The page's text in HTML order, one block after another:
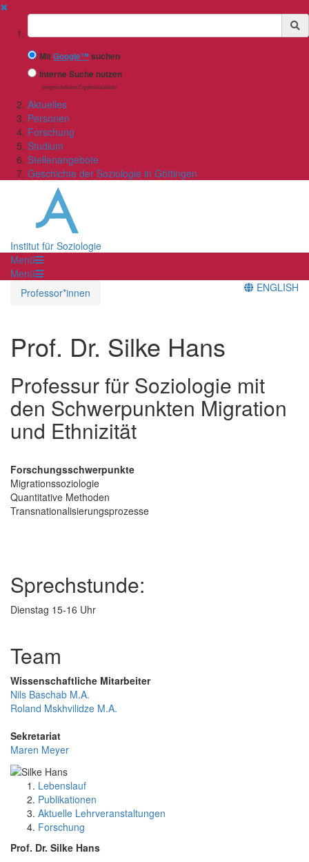
✖
Suchbegriff
MitGoogle™ suchen
Interne Suche nutzen
(eingeschränkte Ergebnisqualität)
Aktuelles
Personen
Forschung
Studium
Stellenangebote
Geschichte der Soziologie in Göttingen
Institut für Soziologie
Menü
Menü
Professor*innen
ENGLISH
Prof. Dr. Silke Hans
Professur für Soziologie mit
den Schwerpunkten Migration
und Ethnizität
Forschungsschwerpunkte
Migrationssoziologie
Quantitative Methoden
Transnationalisierungsprozesse
Sprechstunde:
Dienstag 15-16 Uhr
Team
Wissenschaftliche Mitarbeiter
Nils Baschab M.A.
Roland Mskhvilidze M.A.
Sekretariat
Maren Meyer
Lebenslauf
Publikationen
Aktuelle Lehrveranstaltungen
Forschung
Prof. Dr. Silke Hans